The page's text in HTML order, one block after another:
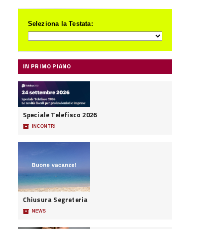
Seleziona la Testata:
IN PRIMO PIANO
Speciale Telefisco 2026
📦 INCONTRI
Chiusura Segreteria
📦 NEWS